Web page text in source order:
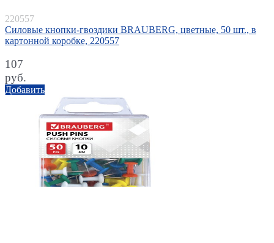
220557
Силовые кнопки-гвоздики BRAUBERG, цветные, 50 шт., в
картонной коробке, 220557
107
руб.
Добавить